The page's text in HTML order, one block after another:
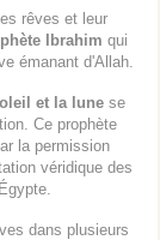
rêves et leur
Ibrahim qui
émanant d'Allah.
et la lunese
Ce prophète
la permission
véridique des
dans plusieurs